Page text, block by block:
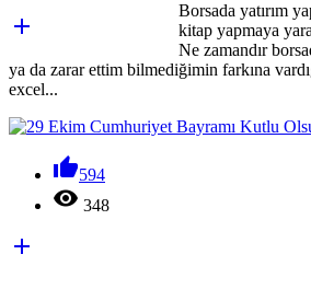

Borsada yatırım
kitap yapmaya
Ne zamandır
ya da zarar ettim bilmediğimin farkına
excel...
594
 348
